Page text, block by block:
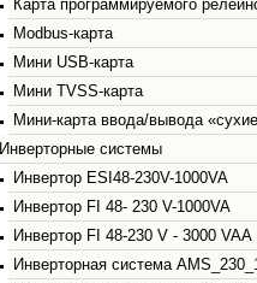
Карта программируемого
Modbus-карта
Мини USB-карта
Мини TVSS-карта
Мини-карта ввода/вывода
Инверторные системы
Инвертор ESI48-230V-1000VA
Инвертор FI 48- 230 V-1000VA
Инвертор FI 48-230 V - 3000 VAA
Инверторная система